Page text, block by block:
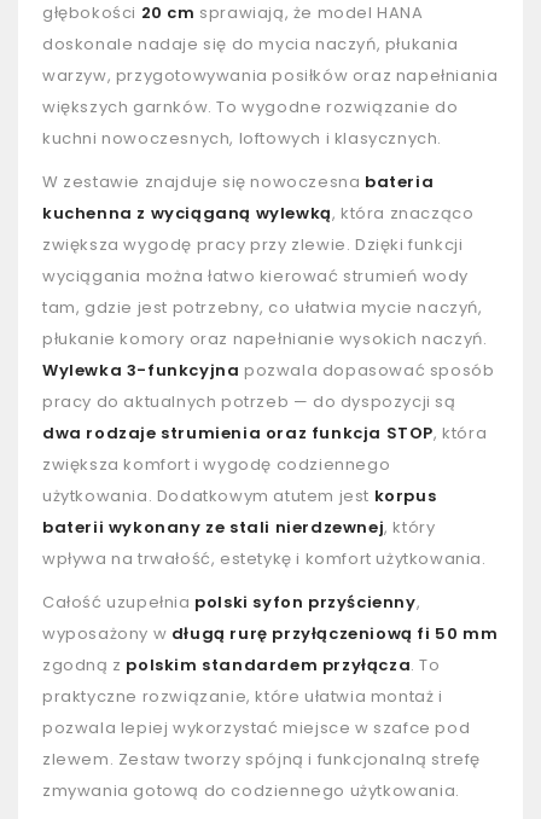
głębokości 20 cm sprawiają, że model HANA
doskonale nadaje się do mycia naczyń, płukania
warzyw, przygotowywania posiłków oraz napełniania
większych garnków. To wygodne rozwiązanie do
kuchni nowoczesnych, loftowych i klasycznych.
W zestawie znajduje się nowoczesna bateria
kuchenna z wyciąganą wylewką, która znacząco
zwiększa wygodę pracy przy zlewie. Dzięki funkcji
wyciągania można łatwo kierować strumień wody
tam, gdzie jest potrzebny, co ułatwia mycie naczyń,
płukanie komory oraz napełnianie wysokich naczyń.
Wylewka 3-funkcyjna pozwala dopasować sposób
pracy do aktualnych potrzeb — do dyspozycji są
dwa rodzaje strumienia oraz funkcja STOP, która
zwiększa komfort i wygodę codziennego
użytkowania. Dodatkowym atutem jest korpus
baterii wykonany ze stali nierdzewnej, który
wpływa na trwałość, estetykę i komfort użytkowania.
Całość uzupełnia polski syfon przyścienny,
wyposażony w długą rurę przyłączeniową fi 50 mm
zgodną z polskim standardem przyłącza. To
praktyczne rozwiązanie, które ułatwia montaż i
pozwala lepiej wykorzystać miejsce w szafce pod
zlewem. Zestaw tworzy spójną i funkcjonalną strefę
zmywania gotową do codziennego użytkowania.